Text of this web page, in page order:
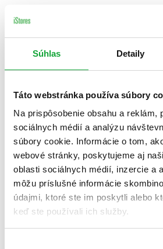
Súhlas Detaily
Táto webstránka používa súbory
Na prispôsobenie obsahu a reklám,
sociálnych médií a analýzu
súbory cookie. Informácie o tom,
webové stránky, poskytujeme aj
oblasti sociálnych médií, inzercie a
môžu príslušné informácie
údajmi, ktoré ste im poskytli alebo
keď ste používali ich služby.